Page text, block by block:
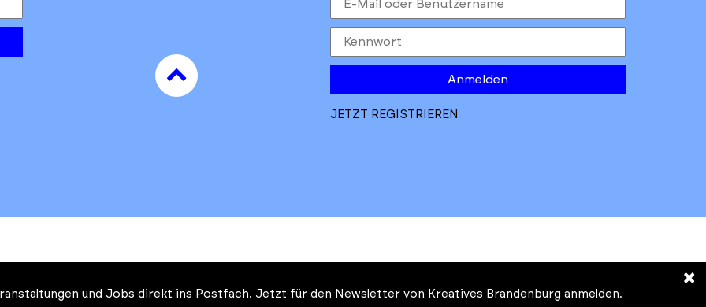
to
top
Anmelden
JETZT REGISTRIEREN
×
und Jobs direkt ins Postfach. Jetzt für den Newsletter von Kreatives Brandenburg anmelden.